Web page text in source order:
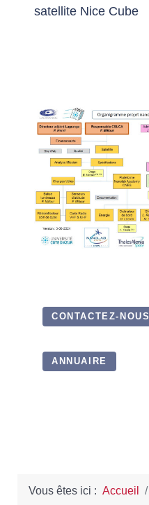
satellite Nice Cube
CONTACTEZ-NOUS
ANNUAIRE
Vous êtes ici : Accueil